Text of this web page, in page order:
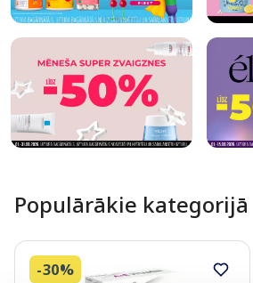
Populārākie kategorijā
-30%